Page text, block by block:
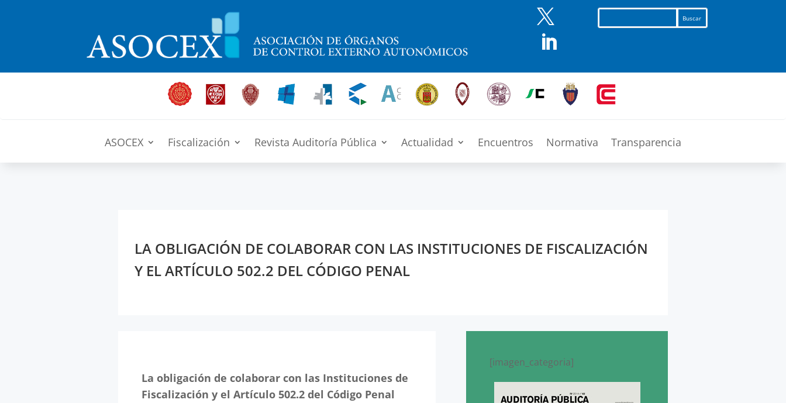


ASOCEX Fiscalización Revista Auditoría Pública Actualidad Encuentros Normativa Transparencia
LA OBLIGACIÓN DE COLABORAR CON LAS INSTITUCIONES DE FISCALIZACIÓN
Y EL ARTÍCULO 502.2 DEL CÓDIGO PENAL
La obligación de colaborar con las Instituciones de
Fiscalización y el Artículo 502.2 del Código Penal
[imagen_categoria]